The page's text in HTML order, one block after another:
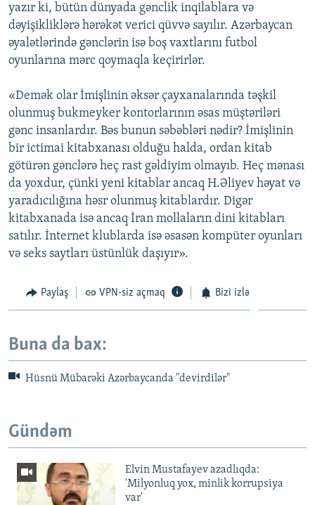
yazır ki, bütün dünyada gənclik inqilablara və
dəyişikliklərə hərəkət verici qüvvə sayılır. Azərbaycan
əyalətlərində gənclərin isə boş vaxtlarını futbol
oyunlarına mərc qoymaqla keçirirlər.
«Demək olar İmişlinin əksər çayxanalarında təşkil
olunmuş bukmeyker kontorlarının əsas müştəriləri
gənc insanlardır. Bəs bunun səbəbləri nədir? İmişlinin
bir ictimai kitabxanası olduğu halda, ordan kitab
götürən gənclərə heç rast gəldiyim olmayıb. Heç mənası
da yoxdur, çünki yeni kitablar ancaq H.Əliyev həyat və
yaradıcılığına həsr olunmuş kitablardır. Digər
kitabxanada isə ancaq İran mollaların dini kitabları
satılır. İnternet klublarda isə əsasən kompüter oyunları
və seks saytları üstünlük daşıyır».
Paylaş VPN-siz açmaq Bizi izlə
Buna da bax:
Hüsnü Mübarəki Azərbaycanda "devirdilər"
Gündəm
Elvin Mustafayev azadlıqda:
'Milyonluq yox, minlik korrupsiya
var'